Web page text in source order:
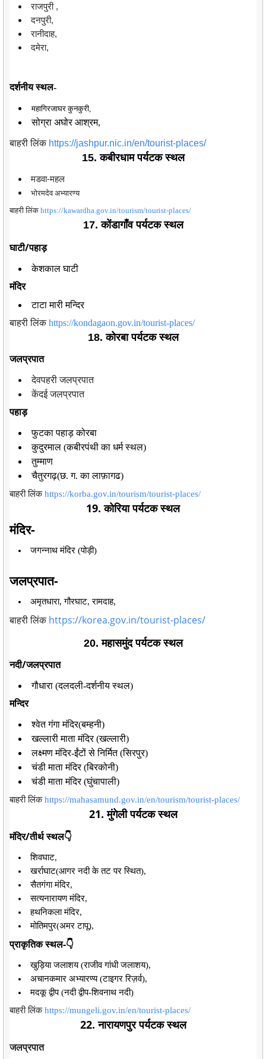
राजपुरी ,
दनपुरी,
रानीदाह,
दमेरा,
दर्शनीय स्थल-
महागिरजाघर कुनकुरी,
सोग्रा अघोर आश्रम,
बाहरी लिंक https://jashpur.nic.in/en/tourist-places/
15. कबीरधाम पर्यटक स्थल
मडवा-महल
भोरमदेव अभ्यारण्य
बाहरी लिंक https://kawardha.gov.in/tourism/tourist-places/
17. कोंडागाँव पर्यटक स्थल
घाटी/पहाड़
केशकाल घाटी
मंदिर
टाटा मारी मन्दिर
बाहरी लिंकhttps://kondagaon.gov.in/tourist-places/
18. कोरबा पर्यटक स्थल
जलप्रपात
देवपहरी जलप्रपात
केंदई जलप्रपात
पहाड़
फुटका पहाड़ कोरबा
कुदुरमाल (कबीरपंथी का धर्म स्थल)
तुम्माण
चैतुरगढ़(छ. ग. का लाफ़ागढ)
बाहरी लिंकhttps://korba.gov.in/tourism/tourist-places/
19. कोरिया पर्यटक स्थल
मंदिर-
जगन्नाथ मंदिर (पोड़ी)
जलप्रपात-
अमृतधारा, गौरघाट, रामदाह,
बाहरी लिंकhttps://korea.gov.in/tourist-places/
20. महासमुंद पर्यटक स्थल
नदी/जलप्रपात
गौधारा (दलदली-दर्शनीय स्थल)
मन्दिर
श्वेत गंगा मंदिर(बम्हनी)
खल्लारी माता मंदिर (खल्लारी)
लक्ष्मण मंदिर-ईंटों से निर्मित (सिरपुर)
चंडी माता मंदिर (बिरकोनी)
चंडी माता मंदिर (घुंचापाली)
बाहरी लिंकhttps://mahasamund.gov.in/en/tourism/tourist-places/
21. मुंगेली पर्यटक स्थल
मंदिर/तीर्थ स्थल👇
शिवघाट,
खर्राघाट(आगर नदी के तट पर स्थित),
सैतगंगा मंदिर,
सत्यनारायण मंदिर,
हथनिकला मंदिर,
मोतिमपुर(अमर टापू),
प्राकृतिक स्थल-👇
खुड़िया जलाशय (राजीव गांधी जलाशय),
अचानकमार अभ्यारण्य (टाइगर रिज़र्व),
मदकू द्वीप (नदी द्वीप-शिवनाथ नदी)
बाहरी लिंकhttps://mungeli.gov.in/en/tourist-places/
22. नारायणपुर पर्यटक स्थल
जलप्रपात